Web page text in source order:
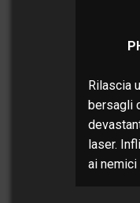
Rilascia
bersagli
laser.
ai nemici